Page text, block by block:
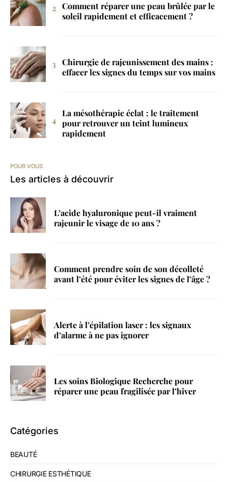
Comment réparer une peau brûlée par le
soleil rapidement et efficacement ?
Chirurgie de rajeunissement des mains :
effacer les signes du temps sur vos mains
La mésothérapie éclat : le traitement
pour retrouver un teint lumineux
rapidement
POUR VOUS
Les articles à découvrir
L’acide hyaluronique peut-il vraiment
rajeunir le visage de 10 ans ?
Comment prendre soin de son décolleté
avant l’été pour éviter les signes de l’âge ?
Alerte à l’épilation laser : les signaux
d’alarme à ne pas ignorer
Les soins Biologique Recherche pour
réparer une peau fragilisée par l’hiver
Catégories
BEAUTÉ
CHIRURGIE ESTHÉTIQUE